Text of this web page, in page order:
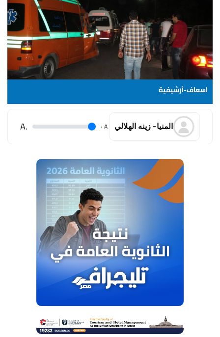
اسعاف-أرشيفية
المنيا- زينه الهلالي A
.
.A